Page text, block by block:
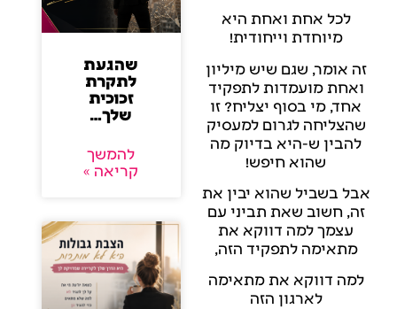
לכל אחת ואחת היא
מיוחדת וייחודית!
זה אומר, שגם שיש מיליון
ואחת מועמדות לתפקיד
אחד, מי בסוף יצליח? זו
שהצליחה לגרום למעסיק
להבין ש-היא בדיוק מה
שהוא חיפש!
אבל בשביל שהוא יבין את
זה, חשוב שאת תביני עם
עצמך למה דווקא את
מתאימה לתפקיד הזה,
למה דווקא את מתאימה
לארגון הזה
שהגעת
לתקרת
זכוכית
שלך…
להמשך
קריאה »